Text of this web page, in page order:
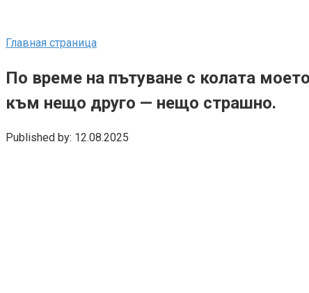
Главная страница
По време на пътуване с колата
към нещо друго — нещо страшно.
Published by: 12.08.2025